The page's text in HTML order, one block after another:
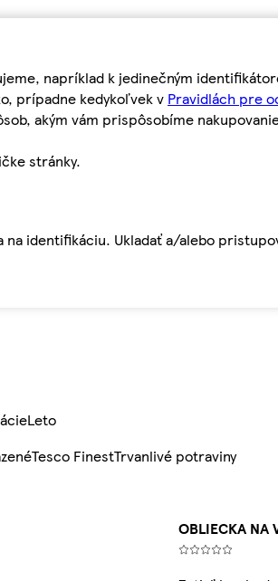
napríklad k jedinečným
prípadne kedykoľvek v Pravidlách pre
akým vám prispôsobíme
stránky.
identifikáciu. Ukladať a/alebo
Leto
Tesco FinestTrvanlivé potraviny
OBLIECKA NA